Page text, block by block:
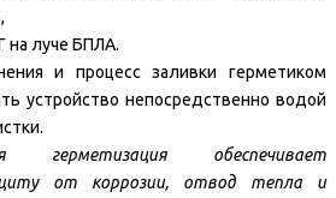
на луче БПЛА.
и процесс заливки герметиком
устройство непосредственно водой
герметизация обеспечивает
от коррозии, отвод тепла и